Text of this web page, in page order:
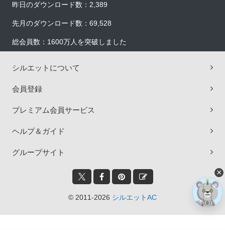
昨日のダウンロード数：2,389
先月のダウンロード数：69,528
総会員数：1600万人を突破しました
シルエットについて
会員登録
プレミアム会員サービス
ヘルプ＆ガイド
グループサイト
© 2011-2026 シルエットAC
×